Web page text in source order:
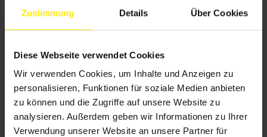
Zustimmung Details Über Cookies
Diese Webseite verwendet Cookies
Wir verwenden Cookies, um Inhalte und Anzeigen zu
personalisieren, Funktionen für soziale Medien anbieten
zu können und die Zugriffe auf unsere Website zu
analysieren. Außerdem geben wir Informationen zu Ihrer
Verwendung unserer Website an unsere Partner für
Absturzsicherungen bieten
zuverlässigen Schutz und erhöhen die
Sicherheit an Fenster, Balkonen oder
Treppen für mehr Schutz und
Sicherheit im Alltag.